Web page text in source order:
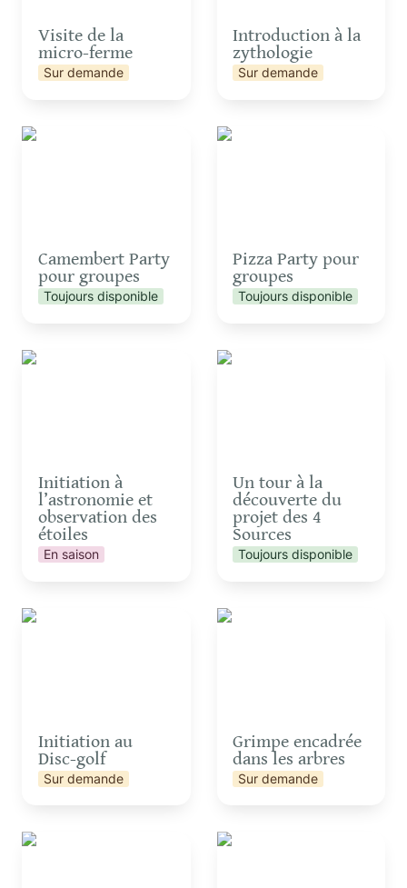
Visite de la
micro-ferme
Sur demande
Introduction à la
zythologie
Sur demande
Camembert Party pour
Camembert Party
pour groupes
Toujours disponible
Pizza Party pour
Pizza Party pour
groupes
Toujours disponible
Initiation à l’astronomie
Initiation à
l’astronomie et
observation des
étoiles
En saison
Un tour à la découverte
Un tour à la
découverte du
projet des 4
Sources
Toujours disponible
Initiation au Disc-golf
Initiation au
Disc-golf
Sur demande
Grimpe encadrée dans
Grimpe encadrée
dans les arbres
Sur demande
Bain d’ânes
Initiation ou